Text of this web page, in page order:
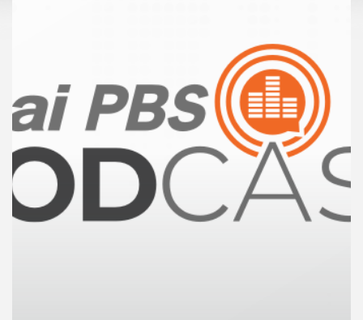
เพล
ย์
ลิ
สต์
ของ